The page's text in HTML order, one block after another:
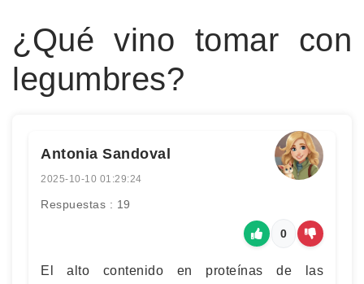
¿Qué vino tomar con
legumbres?
Antonia Sandoval
2025-10-10 01:29:24
Respuestas : 19
0
El alto contenido en proteínas de las